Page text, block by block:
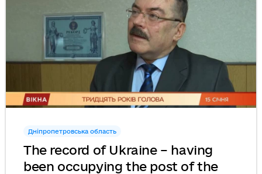
Дніпропетровська область
The record of Ukraine – having
been occupying the post of the